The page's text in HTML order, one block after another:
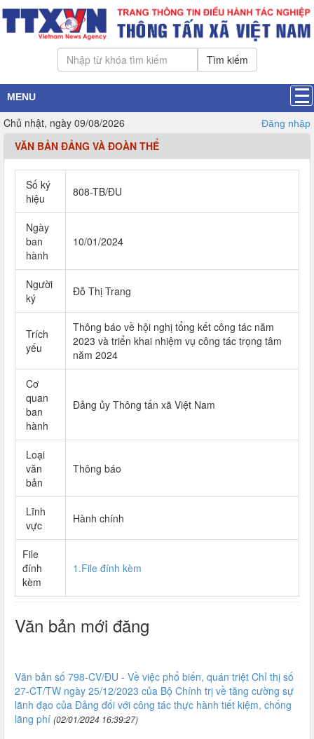
Tìm kiếm
MENU
Chủ nhật, ngày 09/08/2026 Đăng nhập
VĂN BẢN ĐẢNG VÀ ĐOÀN THỂ
Số ký
hiệu
808-TB/ĐU
Ngày
ban
hành
10/01/2024
Người
ký
Đỗ Thị Trang
Trích
yếu
Thông báo về hội nghị tổng kết công tác năm
2023 và triển khai nhiệm vụ công tác trọng tâm
năm 2024
Cơ
quan
ban
hành
Đảng ủy Thông tấn xã Việt Nam
Loại
văn
bản
Thông báo
Lĩnh
vực
Hành chính
File
đính
kèm
1.File đính kèm
Văn bản mới đăng
Văn bản số 798-CV/ĐU - Về việc phổ biến, quán triệt Chỉ thị số
27-CT/TW ngày 25/12/2023 của Bộ Chính trị về tăng cường sự
lãnh đạo của Đảng đối với công tác thực hành tiết kiệm, chống
lãng phí (02/01/2024 16:39:27)